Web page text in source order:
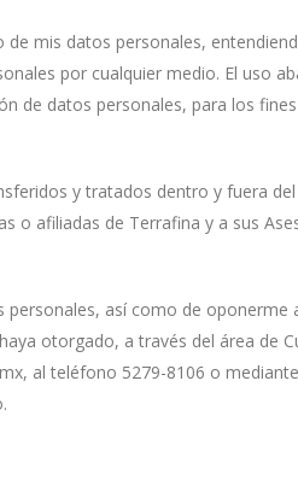
mis datos personales,
por cualquier medio. El uso
de datos personales, para los
y tratados dentro y fuera
o afiliadas de Terrafina y a sus
así como de oponerme
otorgado, a través del área de
al teléfono 5279-8106 o